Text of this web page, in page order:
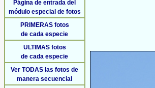
Página de entrada del
módulo especial de fotos
PRIMERAS fotos
de cada especie
ULTIMAS fotos
de cada especie
Ver TODAS las fotos de
manera secuencial